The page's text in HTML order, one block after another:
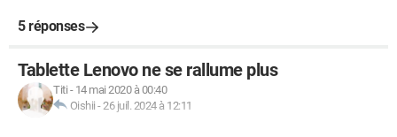
5 réponses
Tablette Lenovo ne se rallume plus
Titi - 14 mai 2020 à 00:40
Oishii -26 juil. 2024 à 12:11